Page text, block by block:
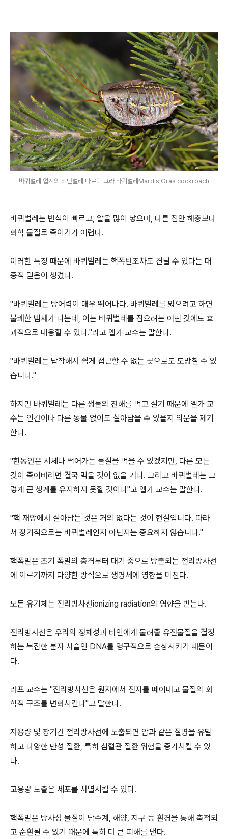
바퀴벌레 업계의 비단벌레 마르디 그라 바퀴벌레Mardis Gras cockroach
바퀴벌레는 번식이 빠르고, 알을 많이 낳으며, 다른 집안 해충보다
화학 물질로 죽이기가 어렵다.
이러한 특징 때문에 바퀴벌레는 핵폭탄조차도 견딜 수 있다는 대
중적 믿음이 생겼다.
"바퀴벌레는 방어력이 매우 뛰어나다. 바퀴벌레를 밟으려고 하면
불쾌한 냄새가 나는데, 이는 바퀴벌레를 잡으려는 어떤 것에도 효
과적으로 대응할 수 있다."라고 엘가 교수는 말한다.
"바퀴벌레는 납작해서 쉽게 접근할 수 없는 곳으로도 도망칠 수 있
습니다."
하지만 바퀴벌레는 다른 생물의 잔해를 먹고 살기 때문에 엘가 교
수는 인간이나 다른 동물 없이도 살아남을 수 있을지 의문을 제기
한다.
"한동안은 시체나 썩어가는 물질을 먹을 수 있겠지만, 다른 모든
것이 죽어버리면 결국 먹을 것이 없을 거다. 그리고 바퀴벌레는 그
렇게 큰 생계를 유지하지 못할 것이다"고 엘가 교수는 말한다.
"핵 재앙에서 살아남는 것은 거의 없다는 것이 현실입니다. 따라
서 장기적으로는 바퀴벌레인지 아닌지는 중요하지 않습니다."
핵폭발은 초기 폭발의 충격부터 대기 중으로 방출되는 전리방사선
에 이르기까지 다양한 방식으로 생명체에 영향을 미친다.
모든 유기체는 전리방사선ionizing radiation의 영향을 받는다.
전리방사선은 우리의 정체성과 타인에게 물려줄 유전물질을 결정
하는 복잡한 분자 사슬인 DNA를 영구적으로 손상시키기 때문이
다.
러프 교수는 "전리방사선은 원자에서 전자를 떼어내고 물질의 화
학적 구조를 변화시킨다"고 말한다.
저용량 및 장기간 전리방사선에 노출되면 암과 같은 질병을 유발
하고 다양한 만성 질환, 특히 심혈관 질환 위험을 증가시킬 수 있
다.
고용량 노출은 세포를 사멸시킬 수 있다.
핵폭발은 방사성 물질이 담수계, 해양, 지구 등 환경을 통해 축적되
고 순환될 수 있기 때문에 특히 더 큰 피해를 낸다.